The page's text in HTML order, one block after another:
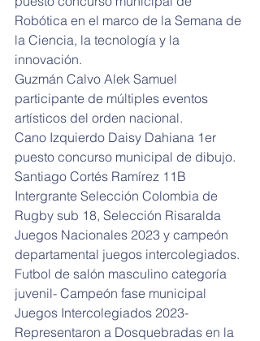
Robótica en el marco de la Semana de
la Ciencia, la tecnología y la
innovación.
Guzmán Calvo Alek Samuel
participante de múltiples eventos
artísticos del orden nacional.
Cano Izquierdo Daisy Dahiana 1er
puesto concurso municipal de dibujo.
Santiago Cortés Ramírez 11B
Intergrante Selección Colombia de
Rugby sub 18, Selección Risaralda
Juegos Nacionales 2023 y campeón
departamental juegos intercolegiados.
Futbol de salón masculino categoría
juvenil- Campeón fase municipal
Juegos Intercolegiados 2023-
Representaron a Dosquebradas en la